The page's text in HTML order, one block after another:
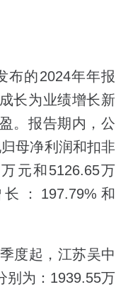
布的2024年年报
长为业绩增长新
。报告期内，公
母净利润和扣非
元和5126.65万
：197.79%和
度起，江苏吴中
别为：1939.55万